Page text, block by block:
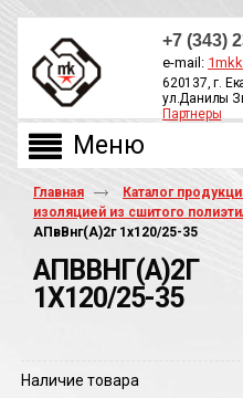
+7 (343)
e-mail:
620137, г.
ул.Данилы
Партнеры
Главная Каталог
изоляцией из сшитого
АПвВнг(A)2г 1х120/25-35
АПВВНГ(A)2Г
1Х120/25-35
Наличие товара